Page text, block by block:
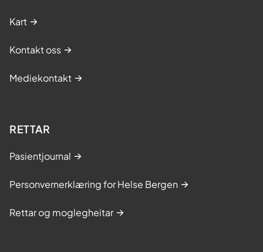
Kart
Kontakt oss
Mediekontakt
RETTAR
Pasientjournal
Personvernerklæring for Helse Bergen
Rettar og moglegheitar